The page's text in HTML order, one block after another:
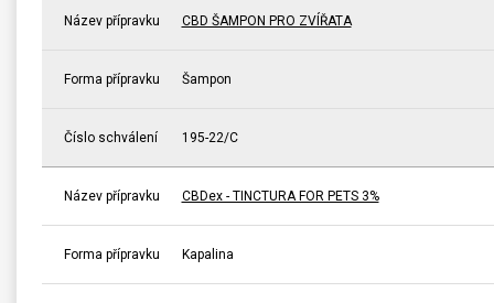
Název přípravku CBD ŠAMPON PRO ZVÍŘATA
Forma přípravku Šampon
Číslo schválení 195-22/C
Název přípravku CBDex - TINCTURA FOR PETS 3%
Forma přípravku Kapalina